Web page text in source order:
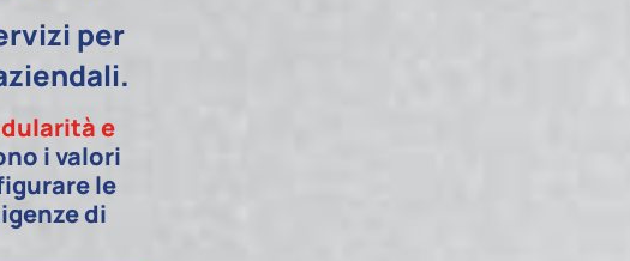
per
e
i valori
le
di